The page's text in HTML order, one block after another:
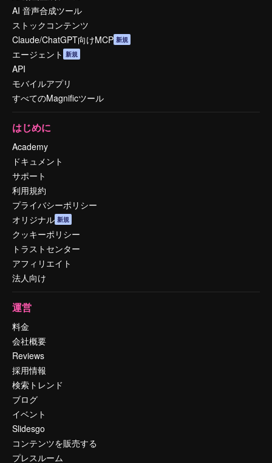
AI 音声合成ツール
ストックコンテンツ
Claude/ChatGPT向けMCP 新規
エージェント 新規
API
モバイルアプリ
すべてのMagnificツール
はじめに
Academy
ドキュメント
サポート
利用規約
プライバシーポリシー
オリジナル 新規
クッキーポリシー
トラストセンター
アフィリエイト
法人向け
運営
料金
会社概要
Reviews
採用情報
検索トレンド
ブログ
イベント
Slidesgo
コンテンツを販売する
プレスルーム